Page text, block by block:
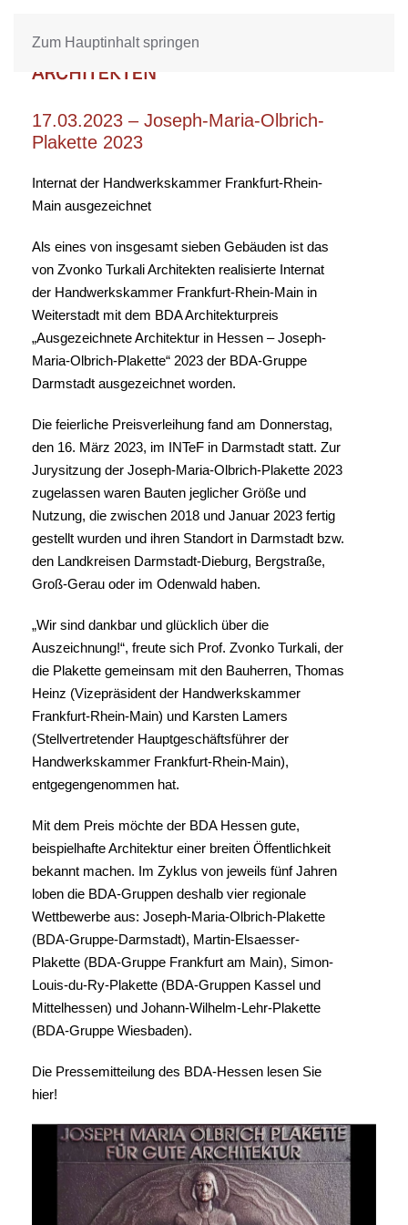
Zum Hauptinhalt springen
17.03.2023 – Joseph-Maria-Olbrich-
Plakette 2023
Internat der Handwerkskammer Frankfurt-Rhein-
Main ausgezeichnet
Als eines von insgesamt sieben Gebäuden ist das
von Zvonko Turkali Architekten realisierte Internat
der Handwerkskammer Frankfurt-Rhein-Main in
Weiterstadt mit dem BDA Architekturpreis
„Ausgezeichnete Architektur in Hessen – Joseph-
Maria-Olbrich-Plakette“ 2023 der BDA-Gruppe
Darmstadt ausgezeichnet worden.
Die feierliche Preisverleihung fand am Donnerstag,
den 16. März 2023, im INTeF in Darmstadt statt. Zur
Jurysitzung der Joseph-Maria-Olbrich-Plakette 2023
zugelassen waren Bauten jeglicher Größe und
Nutzung, die zwischen 2018 und Januar 2023 fertig
gestellt wurden und ihren Standort in Darmstadt bzw.
den Landkreisen Darmstadt-Dieburg, Bergstraße,
Groß-Gerau oder im Odenwald haben.
„Wir sind dankbar und glücklich über die
Auszeichnung!“, freute sich Prof. Zvonko Turkali, der
die Plakette gemeinsam mit den Bauherren, Thomas
Heinz (Vizepräsident der Handwerkskammer
Frankfurt-Rhein-Main) und Karsten Lamers
(Stellvertretender Hauptgeschäftsführer der
Handwerkskammer Frankfurt-Rhein-Main),
entgegengenommen hat.
Mit dem Preis möchte der BDA Hessen gute,
beispielhafte Architektur einer breiten Öffentlichkeit
bekannt machen. Im Zyklus von jeweils fünf Jahren
loben die BDA-Gruppen deshalb vier regionale
Wettbewerbe aus: Joseph-Maria-Olbrich-Plakette
(BDA-Gruppe-Darmstadt), Martin-Elsaesser-
Plakette (BDA-Gruppe Frankfurt am Main), Simon-
Louis-du-Ry-Plakette (BDA-Gruppen Kassel und
Mittelhessen) und Johann-Wilhelm-Lehr-Plakette
(BDA-Gruppe Wiesbaden).
Die Pressemitteilung des BDA-Hessen lesen Sie
hier!